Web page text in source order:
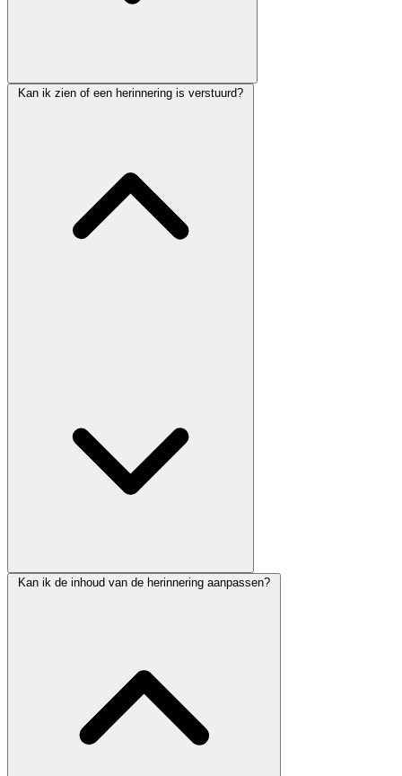
Kan ik zien of een herinnering is verstuurd?
Kan ik de inhoud van de herinnering aanpassen?